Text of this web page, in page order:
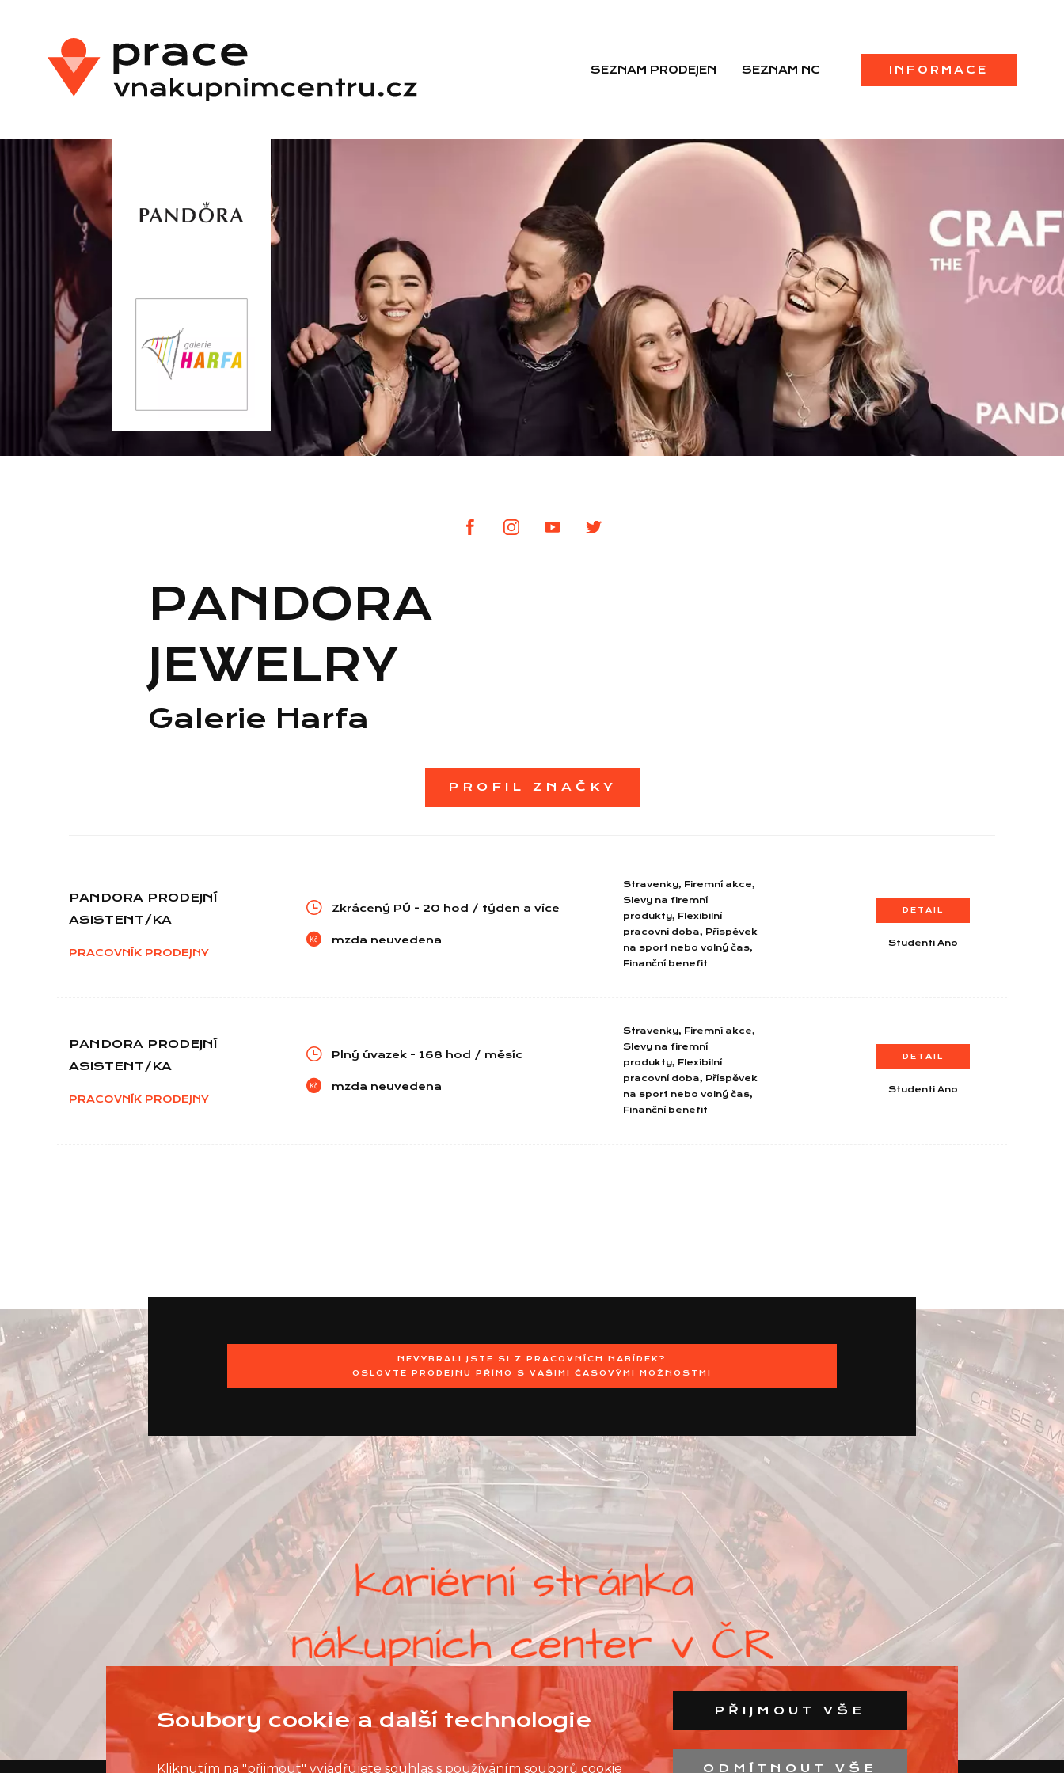
SEZNAM PRODEJEN SEZNAM NC INFORMACE
PANDORA
JEWELRY
Galerie Harfa
PROFIL ZNAČKY
PANDORA PRODEJNÍ
ASISTENT/KA
PRACOVNÍK PRODEJNY
Zkrácený PÚ - 20 hod / týden a více
mzda neuvedena
Stravenky, Firemní akce,
Slevy na firemní
produkty, Flexibilní
pracovní doba, Příspěvek
na sport nebo volný čas,
Finanční benefit
DETAIL
Studenti Ano
PANDORA PRODEJNÍ
ASISTENT/KA
PRACOVNÍK PRODEJNY
Plný úvazek - 168 hod / měsíc
mzda neuvedena
Stravenky, Firemní akce,
Slevy na firemní
produkty, Flexibilní
pracovní doba, Příspěvek
na sport nebo volný čas,
Finanční benefit
DETAIL
Studenti Ano
NEVYBRALI JSTE SI Z PRACOVNÍCH NABÍDEK?
OSLOVTE PRODEJNU PŘÍMO S VAŠIMI ČASOVÝMI MOŽNOSTMI
Soubory cookie a další technologie
Kliknutím na "přijmout" vyjadřujete souhlas s používáním souborů cookie
PŘIJMOUT VŠE
ODMÍTNOUT VŠE